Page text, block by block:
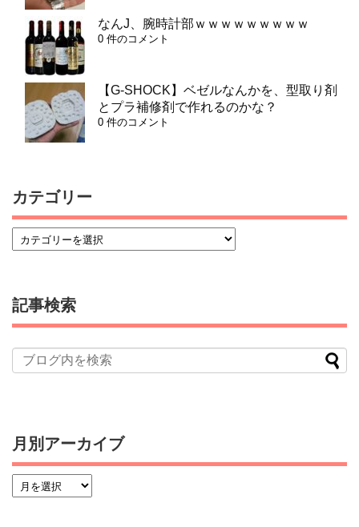
なんJ、腕時計部ｗｗｗｗｗｗｗｗｗ
0 件のコメント
【G-SHOCK】ベゼルなんかを、型取り剤
とプラ補修剤で作れるのかな？
0 件のコメント
カテゴリー
記事検索
月別アーカイブ